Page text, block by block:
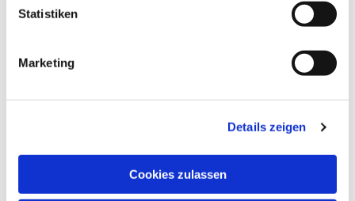
Statistiken
Marketing
Details zeigen
Cookies zulassen
Bewerbungsfoto
Tauf- und Konfirmationsbescheinigung
aktive Mitarbeit in Kirche oder Diakonie)
erweitertes polizeiliches Führungszeugnis
Fachhochschulreife
Nachweis über weitere Qualifikationen oder